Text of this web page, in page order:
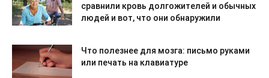
сравнили кровь долгожителей и обычных
людей и вот, что они обнаружили
Что полезнее для мозга: письмо руками
или печать на клавиатуре